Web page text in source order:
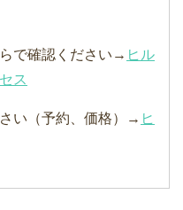
で確認ください→ ヒル
ス
い（予約、価格）→ ヒ